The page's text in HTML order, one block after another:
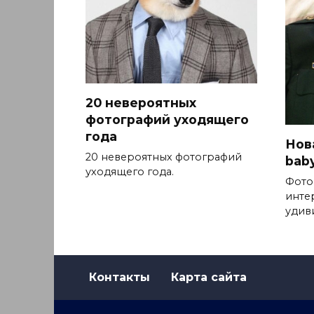
20 невероятных
фотографий уходящего
года
20 невероятных фотографий
уходящего года.
Контакты Карта сайта